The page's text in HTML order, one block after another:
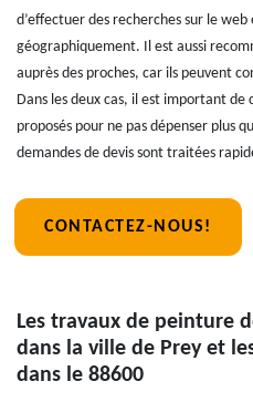
d’effectuer des recherches sur le
géographiquement. Il est aussi
auprès des proches, car ils peuvent
Dans les deux cas, il est important
proposés pour ne pas dépenser plus
demandes de devis sont traitées
CONTACTEZ-NOUS!
Les travaux de peinture
dans la ville de Prey et
dans le 88600